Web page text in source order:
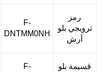
رمز
ترويجي بلو
أرش
F-
DNTMM0NH
قسيمة بلو
F-